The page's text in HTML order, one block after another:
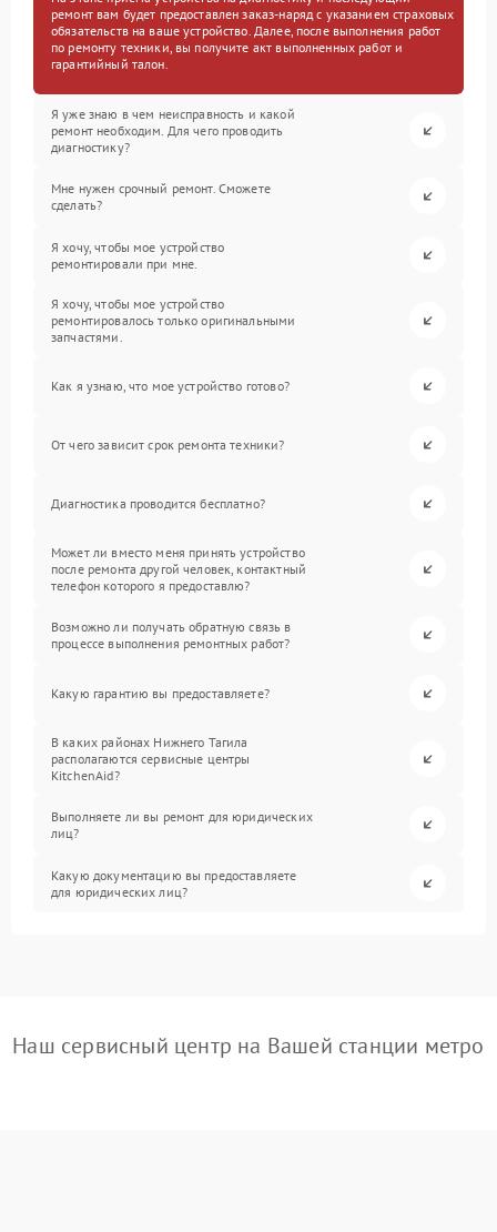
ремонт вам будет предоставлен заказ-наряд с указанием страховых
обязательств на ваше устройство. Далее, после выполнения работ
по ремонту техники, вы получите акт выполненных работ и
гарантийный талон.
Я уже знаю в чем неисправность и какой
ремонт необходим. Для чего проводить
диагностику?
Мне нужен срочный ремонт. Сможете
сделать?
Я хочу, чтобы мое устройство
ремонтировали при мне.
Я хочу, чтобы мое устройство
ремонтировалось только оригинальными
запчастями.
Как я узнаю, что мое устройство готово?
От чего зависит срок ремонта техники?
Диагностика проводится бесплатно?
Может ли вместо меня принять устройство
после ремонта другой человек, контактный
телефон которого я предоставлю?
Возможно ли получать обратную связь в
процессе выполнения ремонтных работ?
Какую гарантию вы предоставляете?
В каких районах Нижнего Тагила
располагаются сервисные центры
KitchenAid?
Выполняете ли вы ремонт для юридических
лиц?
Какую документацию вы предоставляете
для юридических лиц?
Наш сервисный центр на Вашей станции метро